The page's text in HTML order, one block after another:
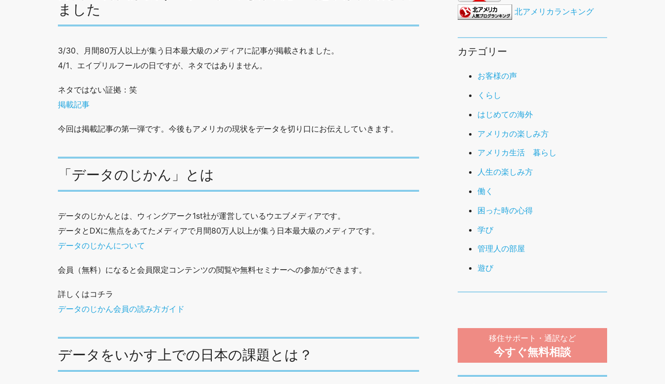
ました
3/30、月間80万人以上が集う日本最大級のメディアに記事が掲載されました。
4/1、エイプリルフールの日ですが、ネタではありません。
ネタではない証拠：笑
掲載記事
今回は掲載記事の第一弾です。今後もアメリカの現状をデータを切り口にお伝えしていきます。
「データのじかん」とは
データのじかんとは、ウィングアーク1st社が運営しているウエブメディアです。
データとDXに焦点をあてたメディアで月間80万人以上が集う日本最大級のメディアです。
データのじかんについて
会員（無料）になると会員限定コンテンツの閲覧や無料セミナーへの参加ができます。
詳しくはコチラ
データのじかん会員の読み方ガイド
データをいかす上での日本の課題とは？
北アメリカランキング
カテゴリー
お客様の声
くらし
はじめての海外
アメリカの楽しみ方
アメリカ生活 暮らし
人生の楽しみ方
働く
困った時の心得
学び
管理人の部屋
遊び
移住サポート・通訳など
今すぐ無料相談